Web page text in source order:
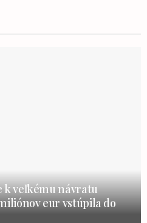
k veľkému návratu
eur vstúpila do